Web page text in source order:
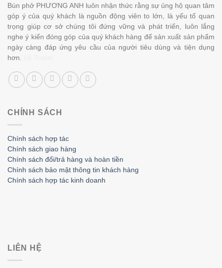
Bún phở PHƯƠNG ANH luôn nhận thức rằng sự ủng hộ quan tâm
góp ý của quý khách là nguồn động viên to lớn, là yếu tố quan
trọng giúp cơ sở chúng tôi đứng vững và phát triển, luôn lắng
nghe ý kiến đóng góp của quý khách hàng để sản xuất sản phẩm
ngày càng đáp ứng yêu cầu của người tiêu dùng và tiện dụng
hơn.
CHÍNH SÁCH
Chính sách hợp tác
Chính sách giao hàng
Chính sách đổi/trả hàng và hoàn tiền
Chính sách bảo mật thông tin khách hàng
Chính sách hợp tác kinh doanh
LIÊN HỆ